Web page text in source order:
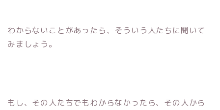
わからないことがあったら、そういう人たちに聞いて
みましょう。
もし、その人たちでもわからなかったら、その人から